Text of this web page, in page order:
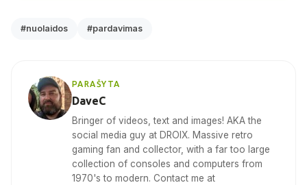
#nuolaidos #pardavimas
PARAŠYTA
DaveC
Bringer of videos, text and images! AKA the
social media guy at DROIX. Massive retro
gaming fan and collector, with a far too large
collection of consoles and computers from
1970's to modern. Contact me at